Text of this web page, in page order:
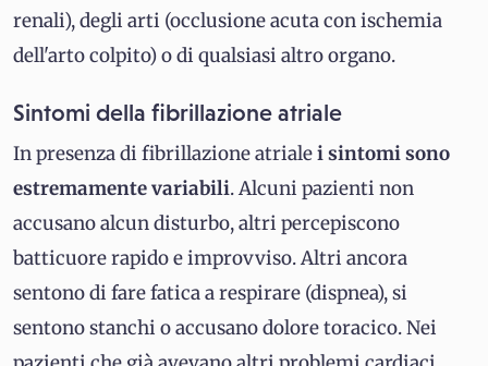
renali), degli arti (occlusione acuta con ischemia
dell'arto colpito) o di qualsiasi altro organo.
Sintomi della fibrillazione atriale
In presenza di fibrillazione atrialei sintomi sono
estremamente variabili. Alcuni pazienti non
accusano alcun disturbo, altri percepiscono
batticuore rapido e improvviso. Altri ancora
sentono di fare fatica a respirare (dispnea), si
sentono stanchi o accusano dolore toracico. Nei